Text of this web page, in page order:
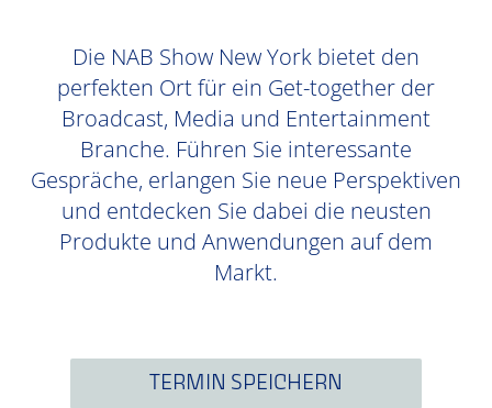
Die NAB Show New York bietet den
perfekten Ort für ein Get-together der
Broadcast, Media und Entertainment
Branche. Führen Sie interessante
Gespräche, erlangen Sie neue Perspektiven
und entdecken Sie dabei die neusten
Produkte und Anwendungen auf dem
Markt.
TERMIN SPEICHERN